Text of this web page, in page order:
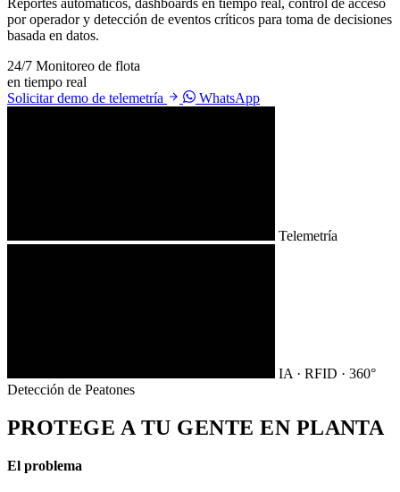
Reportes automáticos, dashboards en tiempo real, control de acceso
por operador y detección de eventos críticos para toma de decisiones
basada en datos.
24/7 Monitoreo de flota
en tiempo real
Solicitar demo de telemetría
WhatsApp
Telemetría
IA · RFID · 360°
Detección de Peatones
PROTEGE A TU GENTE EN PLANTA
El problema